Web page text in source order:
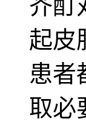
芥酊
起皮
患者
取必